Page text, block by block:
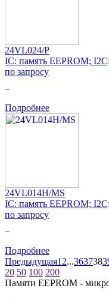
24VL024/P
IC: память EEPROM;
по запросу
Подробнее
24VL014H/MS
IC: память EEPROM;
по запросу
Подробнее
Предыдущая1 2...363738
20 50 100 200
Памяти EEPROM -